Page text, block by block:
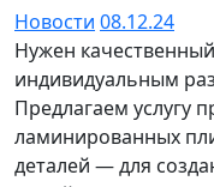
Новости 08.12.24
Нужен
индивидуальным
Предлагаем услугу
ламинированных
деталей — для